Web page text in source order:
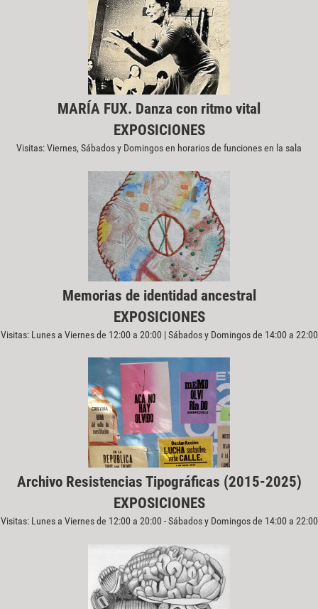
MARÍA FUX. Danza con ritmo vital
EXPOSICIONES
Visitas: Viernes, Sábados y Domingos en horarios de funciones en la sala
Memorias de identidad ancestral
EXPOSICIONES
Visitas: Lunes a Viernes de 12:00 a 20:00 | Sábados y Domingos de 14:00 a 22:00
Archivo Resistencias Tipográficas (2015-2025)
EXPOSICIONES
Visitas: Lunes a Viernes de 12:00 a 20:00 - Sábados y Domingos de 14:00 a 22:00